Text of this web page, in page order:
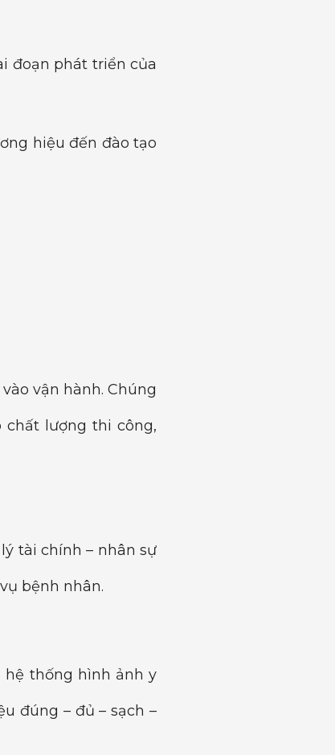
đoạn phát triển của
hiệu đến đào tạo
vận hành. Chúng
lượng thi công,
tài chính – nhân sự
bệnh nhân.
hệ thống hình ảnh y
đúng – đủ – sạch –